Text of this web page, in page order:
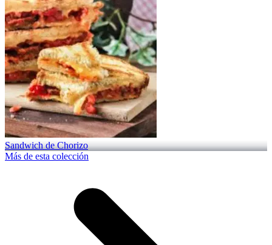
Sandwich de Chorizo
Más de esta colección